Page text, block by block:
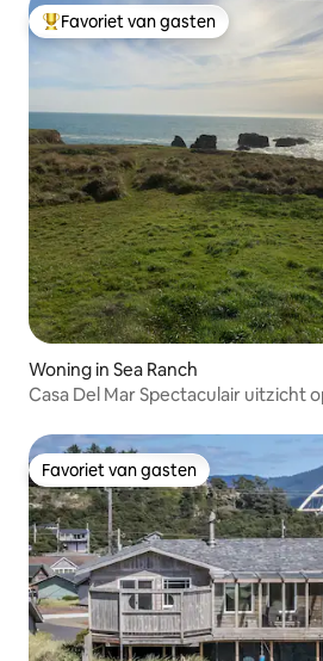
Topfavoriet van gasten
Favoriet van gasten
Woning in Sea Ranch
Casa Del Mar Spectaculair uitzicht
Favoriet van gasten
Favoriet van gasten